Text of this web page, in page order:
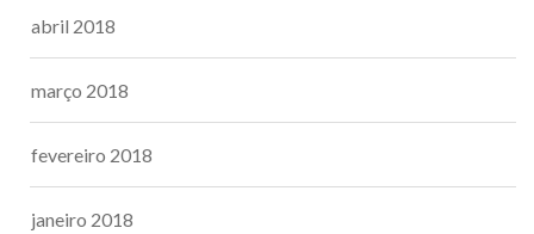
abril 2018
março 2018
fevereiro 2018
janeiro 2018